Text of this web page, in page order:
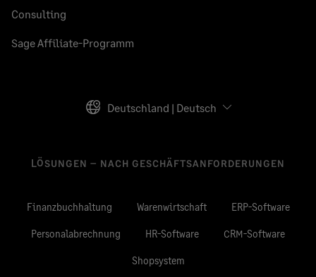
Consulting
Sage Affiliate-Programm
Deutschland | Deutsch
LÖSUNGEN – NACH GESCHÄFTSANFORDERUNGEN
Finanzbuchhaltung Warenwirtschaft ERP-Software
Personalabrechnung HR-Software CRM-Software
Shopsystem